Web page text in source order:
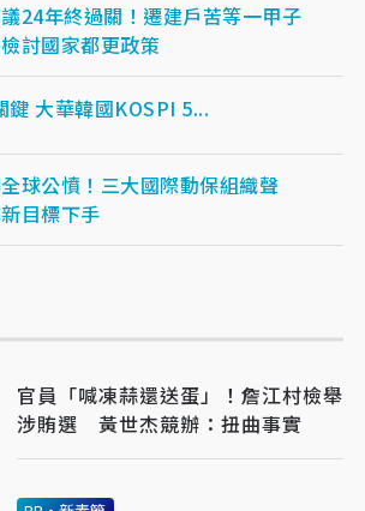
24年終過關！遷建戶苦等一甲子
討國家都更政策
鍵 大華韓國KOSPI 5...
球公憤！三大國際動保組織聲
目標下手
官員「喊凍蒜還送蛋」！詹江村檢舉
涉賄選 黃世杰競辦：扭曲事實